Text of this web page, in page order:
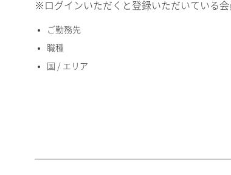
国 / エリア
※ログインいただくと登録いただいている
ご勤務先
職種
国 / エリア